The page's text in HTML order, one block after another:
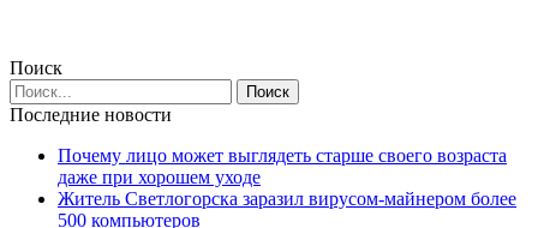
Поиск
Последние новости
Почему лицо может выглядеть старше своего возраста
даже при хорошем уходе
Житель Светлогорска заразил вирусом-майнером более
500 компьютеров